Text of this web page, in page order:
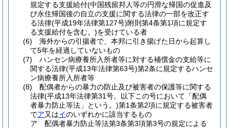
規定する支援給付(中国残留邦人等の円滑な帰国の促進及
び永住帰国後の自立の支援に関する法律の一部を改正す
る法律(平成19年法律第127号)附則第4条第1項に規定す
る支援給付を含む。)を受けている者
(6)
海外からの引揚者で、本邦に引き揚げた日から起算し
て5年を経過していないもの
(7)
ハンセン病療養所入所者等に対する補償金の支給等に
関する法律(平成13年法律第63号)第2条に規定するハンセ
ン病療養所入所者等
(8)
配偶者からの暴力の防止及び被害者の保護等に関する
法律(平成13年法律第31号。以下この号において「配偶
者暴力防止等法」という。)第1条第2項に規定する被害者
でア又はイのいずれかに該当するもの
ア
配偶者暴力防止等法第3条第3項第3号の規定による